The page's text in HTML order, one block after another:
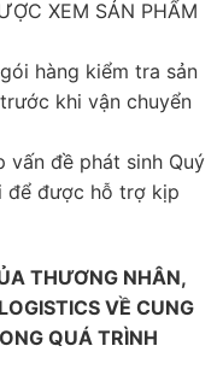
XEM SẢN PHẨM
hàng kiểm tra sản
khi vận chuyển
vấn đề phát sinh Quý
để được hỗ trợ kịp
THƯƠNG NHÂN,
VỀ CUNG
QUÁ TRÌNH